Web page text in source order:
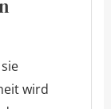
wird